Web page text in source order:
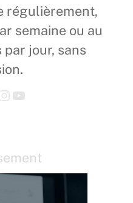
régulièrement,
semaine ou au
par jour, sans
YouTube